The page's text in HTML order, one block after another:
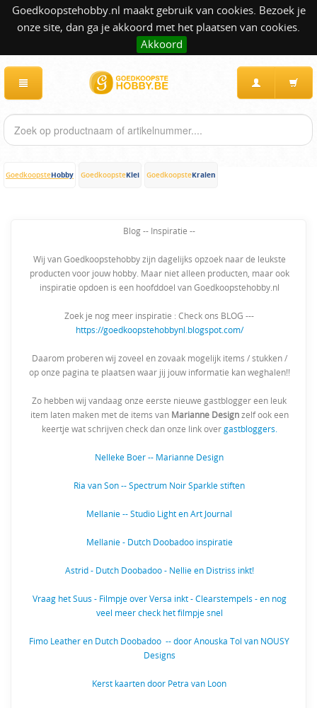
Goedkoopstehobby.nl maakt gebruik van cookies. Bezoek je
onze site, dan ga je akkoord met het plaatsen van cookies.
Akkoord
GoedkoopsteHobby GoedkoopsteKlei GoedkoopsteKralen
Blog -- Inspiratie --
Wij van Goedkoopstehobby zijn dagelijks opzoek naar de leukste
producten voor jouw hobby. Maar niet alleen producten, maar ook
inspiratie opdoen is een hoofddoel van Goedkoopstehobby.nl
Zoek je nog meer inspiratie : Check ons BLOG ---
https://goedkoopstehobbynl.blogspot.com/
Daarom proberen wij zoveel en zovaak mogelijk items / stukken /
op onze pagina te plaatsen waar jij jouw informatie kan weghalen!!
Zo hebben wij vandaag onze eerste nieuwe gastblogger een leuk
item laten maken met de items van Marianne Designzelf ook een
keertje wat schrijven check dan onze link overgastbloggers.
Nelleke Boer -- Marianne Design
Ria van Son -- Spectrum Noir Sparkle stiften
Mellanie -- Studio Light en Art Journal
Mellanie - Dutch Doobadoo inspiratie
Astrid - Dutch Doobadoo - Nellie en Distriss inkt!
Vraag het Suus - Filmpje over Versa inkt - Clearstempels - en nog
veel meer check het filmpje snel
Fimo Leather en Dutch Doobadoo -- door Anouska Tol van NOUSY
Designs
Kerst kaarten door Petra van Loon